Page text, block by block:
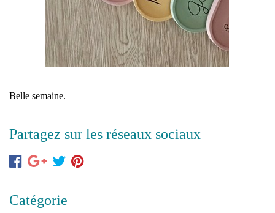
Belle semaine.
Partagez sur les réseaux sociaux
Catégorie